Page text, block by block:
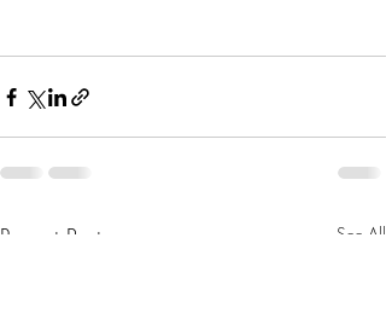
Recent Posts See All